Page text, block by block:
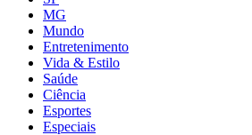
MG
Mundo
Entretenimento
Vida & Estilo
Saúde
Ciência
Esportes
Especiais